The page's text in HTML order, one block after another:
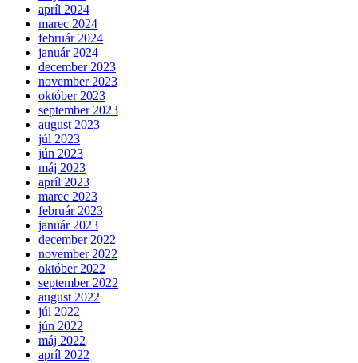
apríl 2024
marec 2024
február 2024
január 2024
december 2023
november 2023
október 2023
september 2023
august 2023
júl 2023
jún 2023
máj 2023
apríl 2023
marec 2023
február 2023
január 2023
december 2022
november 2022
október 2022
september 2022
august 2022
júl 2022
jún 2022
máj 2022
apríl 2022